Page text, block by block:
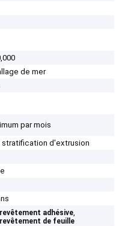
de mer
par mois
stratification d'extrusion
adhésive,
de feuille